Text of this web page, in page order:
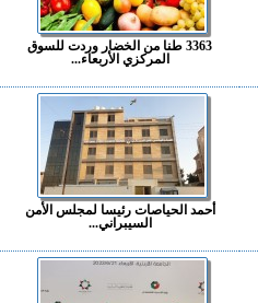
3363 طنا من الخضار وردت للسوق
المركزي الأربعاء...
أحمد الحياصات رئيسا لمجلس الأمن
السيبراني...